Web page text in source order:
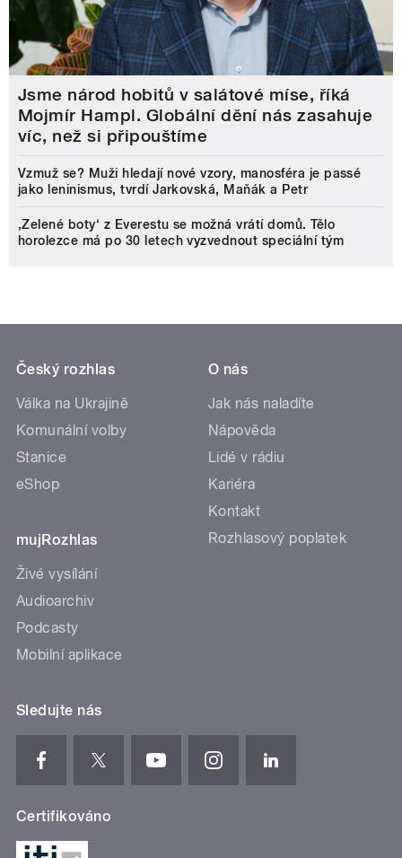
Jsme národ hobitů v salátové míse, říká
Mojmír Hampl. Globální dění nás zasahuje
víc, než si připouštíme
Vzmuž se? Muži hledají nové vzory, manosféra je passé
jako leninismus, tvrdí Jarkovská, Maňák a Petr
‚Zelené boty‘ z Everestu se možná vrátí domů. Tělo
horolezce má po 30 letech vyzvednout speciální tým
Český rozhlas
Válka na Ukrajině
Komunální volby
Stanice
eShop
mujRozhlas
Živé vysílání
Audioarchiv
Podcasty
Mobilní aplikace
O nás
Jak nás naladíte
Nápověda
Lidé v rádiu
Kariéra
Kontakt
Rozhlasový poplatek
Sledujte nás
Certifikováno